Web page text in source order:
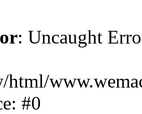
: Uncaught
#0